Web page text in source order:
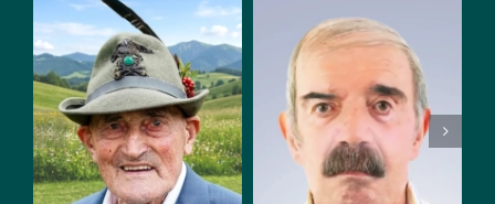
Mario
Zampese
Giacomo
Tognetti